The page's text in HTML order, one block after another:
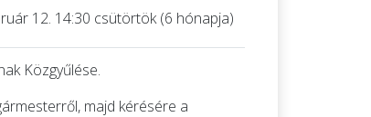
12. 14:30 csütörtök (6 hónapja)
Közgyűlése.
majd kérésére a